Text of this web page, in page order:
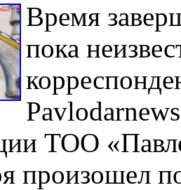
Время
пока
ТОО
произошел